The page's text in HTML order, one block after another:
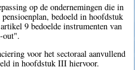
op de ondernemingen die in
bedoeld in hoofdstuk
9 bedoelde instrumenten van
out".
voor het sectoraal aanvullend
in hoofdstuk III hiervoor.